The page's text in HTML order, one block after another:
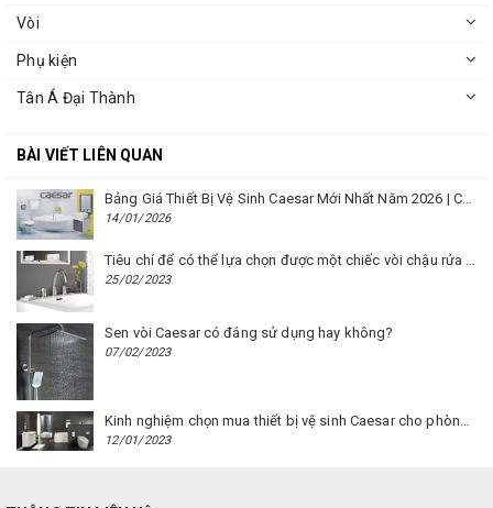
Vòi
Phụ kiện
Tân Á Đại Thành
BÀI VIẾT LIÊN QUAN
14/01/2026
Tiêu chí để có thể lựa chọn được một chiếc vòi chậu rửa mặt Caesar phù hợp
25/02/2023
Sen vòi Caesar có đáng sử dụng hay không?
07/02/2023
Kinh nghiệm chọn mua thiết bị vệ sinh Caesar cho phòng trọ
12/01/2023